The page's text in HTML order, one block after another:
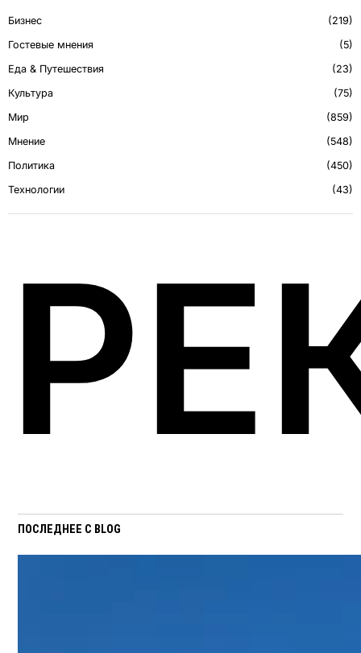
Бизнес
219
Гостевые мнения
5
Еда & Путешествия
23
Культура
75
Мир
859
Мнение
548
Политика
450
Технологии
43
ПОСЛЕДНЕЕ С BLOG